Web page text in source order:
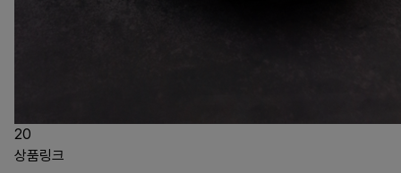
20
상품링크